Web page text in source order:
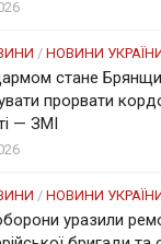
/ НОВИНИ
стане
прорвати
— ЗМІ
/ НОВИНИ
уразили